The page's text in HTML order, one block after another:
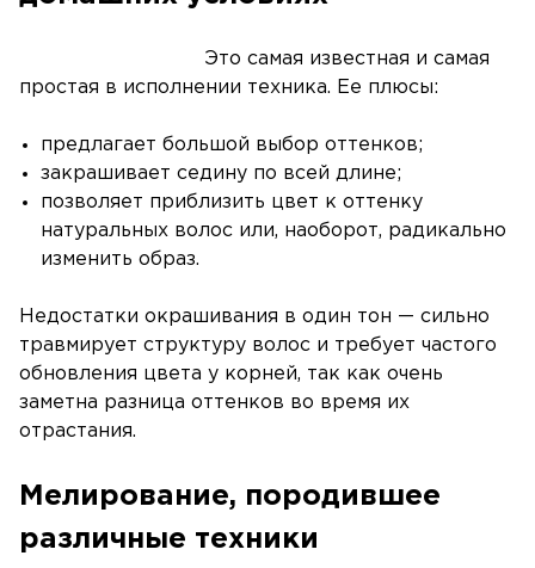
Это самая известная и самая
простая в исполнении техника. Ее плюсы:
предлагает большой выбор оттенков;
закрашивает седину по всей длине;
позволяет приблизить цвет к оттенку
натуральных волос или, наоборот, радикально
изменить образ.
Недостатки окрашивания в один тон — сильно
травмирует структуру волос и требует частого
обновления цвета у корней, так как очень
заметна разница оттенков во время их
отрастания.
Мелирование, породившее
различные техники